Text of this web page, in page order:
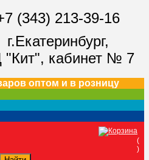
(343) 213-39-16
г.Екатеринбург,
кабинет № 7
оптом и в розницу
(
)